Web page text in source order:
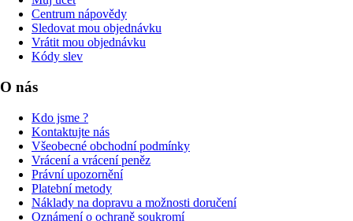
Centrum nápovědy
Sledovat mou objednávku
Vrátit mou objednávku
Kódy slev
O nás
Kdo jsme ?
Kontaktujte nás
Všeobecné obchodní podmínky
Vrácení a vrácení peněz
Právní upozornění
Platební metody
Náklady na dopravu a možnosti doručení
Oznámení o ochraně soukromí